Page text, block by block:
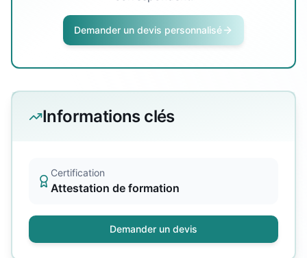
Demander un devis personnalisé
Informations clés
Certification
Attestation de formation
Demander un devis